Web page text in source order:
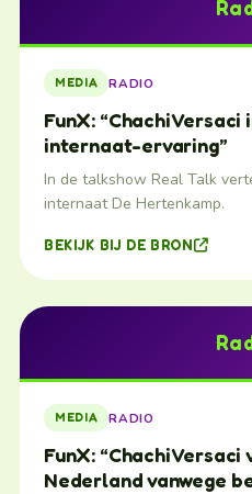
MEDIA RADIO
FunX: “Chachi
internaat-ervaring”
In de talkshow Real Talk
internaat De Hertenkamp.
BEKIJK BIJ DE BRON
MEDIA RADIO
FunX: “Chachi
Nederland vanwege